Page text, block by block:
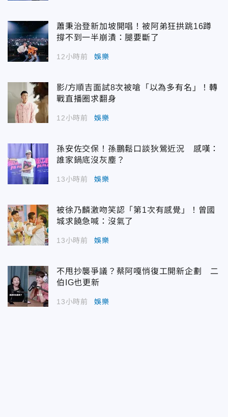
蕭秉治登新加坡開唱！被阿弟狂拱跳16蹲
撐不到一半崩潰：腿要斷了
12小時前 娛樂
影/方順吉面試8次被嗆「以為多有名」！轉
戰直播圈求翻身
12小時前 娛樂
孫安佐交保！孫鵬鬆口談狄鶯近況 感嘆：
誰家鍋底沒灰塵？
13小時前 娛樂
被徐乃麟激吻笑認「第1次有感覺」！曾國
城求饒急喊：沒氣了
13小時前 娛樂
不甩抄襲爭議？蔡阿嘎悄復工開新企劃 二
伯IG也更新
13小時前 娛樂